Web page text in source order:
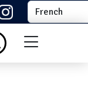
Select your
Menu du